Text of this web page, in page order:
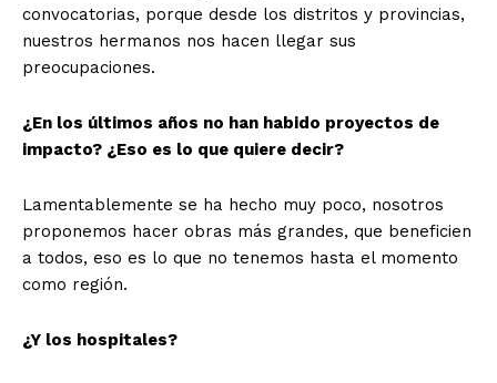
convocatorias, porque desde los distritos y provincias,
nuestros hermanos nos hacen llegar sus
preocupaciones.
¿En los últimos años no han habido proyectos de
impacto? ¿Eso es lo que quiere decir?
Lamentablemente se ha hecho muy poco, nosotros
proponemos hacer obras más grandes, que beneficien
a todos, eso es lo que no tenemos hasta el momento
como región.
¿Y los hospitales?